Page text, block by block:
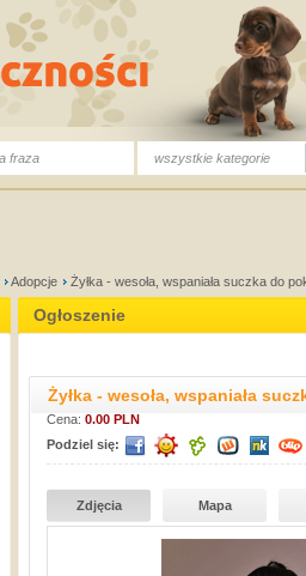
wszystkie kategorie
Adopcje Żyłka - wesoła, wspaniała suczka do
Ogłoszenie
Żyłka - wesoła, wspaniała
Cena: 0.00 PLN
Podziel się:
Zdjęcia Mapa